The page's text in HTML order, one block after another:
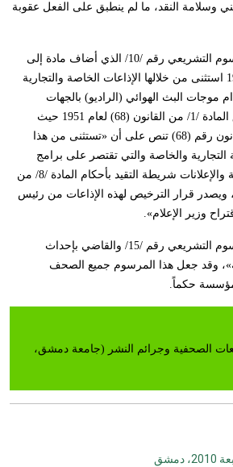
وسلامة النقد، ما لم ينطبق على الفعل عقوبة
وفي عام 2002 صدر المرسوم التشريعي رقم /10/ الذي أضاف مادة إلى
القانون رقم (68) لعام 1951 استثنى من خلالها الإذاعات الخاصة والتجارية
البث الهوائي (الراديو) بالجهات
الحكومية والعسكرية وفق المادة /1/ من القانون (68) لعام 1951 حيث
أصبحت المادة (2) من القانون رقم (68) تنص على أن «تستثنى من هذا
التجارية والخاصة والتي تقتصر على برامج
الموسيقى والبرامج الغنائية والإعلانات شريطة التقيد بأحكام المادة /8/ من
القانون رقم 68 لعام 1951، ويصدر قرار الترخيص لهذه الإذاعات من رئيس
وزير الإعلام».
وفي عام 2008 صدر المرسوم التشريعي رقم /15/ والقاضي بإحداث
وقد جعل هذا المرسوم جميع الصحف
حكماً.
الصحفية وجرائم النشر (جامعة دمشق،